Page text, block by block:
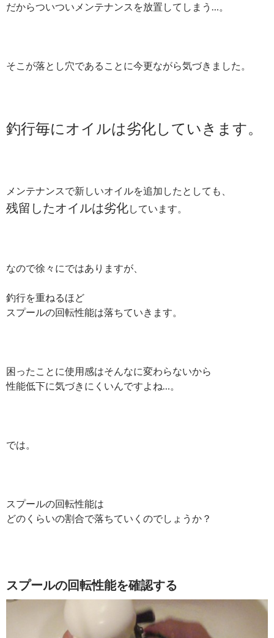
だからついついメンテナンスを放置してしまう…。
そこが落とし穴であることに今更ながら気づきました。
釣行毎にオイルは劣化していきます。
メンテナンスで新しいオイルを追加したとしても、
残留したオイルは劣化しています。
なので徐々にではありますが、
釣行を重ねるほど
スプールの回転性能は落ちていきます。
困ったことに使用感はそんなに変わらないから
性能低下に気づきにくいんですよね…。
では。
スプールの回転性能は
どのくらいの割合で落ちていくのでしょうか？
スプールの回転性能を確認する